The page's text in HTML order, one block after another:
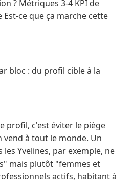
? Métriques 3-4 KPI de
ce que ça marche cette
bloc : du profil cible à la
profil, c'est éviter le piège
vend à tout le monde. Un
Yvelines, par exemple, ne
mais plutôt "femmes et
actifs, habitant à